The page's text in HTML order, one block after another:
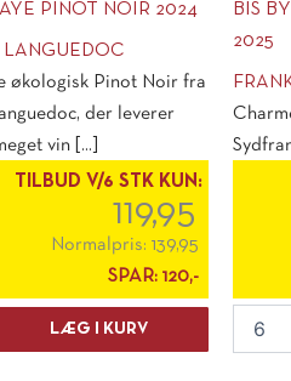
PINOT NOIR 2024
LANGUEDOC
økologisk Pinot Noir fra
der leverer
vin [...]
TILBUD V/6 STK KUN:
119,95
Normalpris: 139,95
SPAR: 120,-
LÆG I KURV
BIS
2025
helt